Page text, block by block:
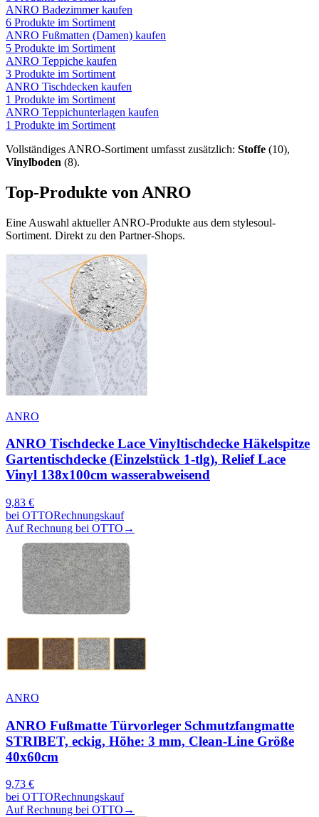
ANRO Badezimmerkaufen
6 Produkte im Sortiment
ANRO Fußmatten (Damen) kaufen
5 Produkte im Sortiment
ANRO Teppiche kaufen
3 Produkte im Sortiment
ANRO Tischdecken kaufen
1 Produkte im Sortiment
ANRO Teppichunterlagen kaufen
1 Produkte im Sortiment
Vollständiges ANRO-Sortiment umfasst zusätzlich: Stoffe (10),
Vinylboden (8).
Top-Produkte von ANRO
Eine Auswahl aktuellerANRO-Produkte aus dem stylesoul-
Sortiment. Direkt zu den Partner-Shops.
ANRO
ANRO Tischdecke Lace Vinyltischdecke Häkelspitze
Gartentischdecke (Einzelstück 1-tlg), Relief Lace
Vinyl 138x100cm wasserabweisend
9,83 €
bei OTTORechnungskauf
Auf Rechnung bei OTTO →
ANRO
ANRO Fußmatte Türvorleger Schmutzfangmatte
STRIBET, eckig, Höhe: 3 mm, Clean-Line Größe
40x60cm
9,73 €
bei OTTORechnungskauf
Auf Rechnung bei OTTO →